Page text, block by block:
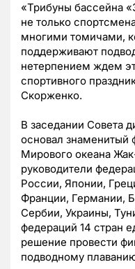
«Трибуны бассейна
не только
многими томичами,
поддерживают
нетерпением ждем
спортивного
Скорженко.
В заседании Совета
основал знаменитый
Мирового океана
руководители
России, Японии,
Франции, Германии,
Сербии, Украины,
федераций 14 стран
решение провести
подводному